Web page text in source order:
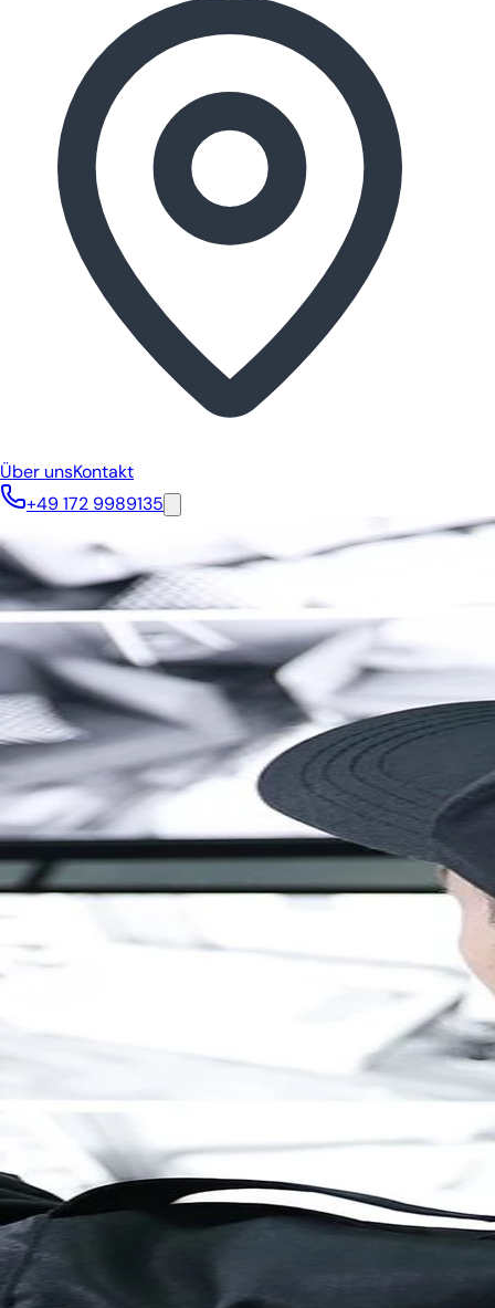
Baden-Württemberg
Über unsKontakt
+49 172 9989135